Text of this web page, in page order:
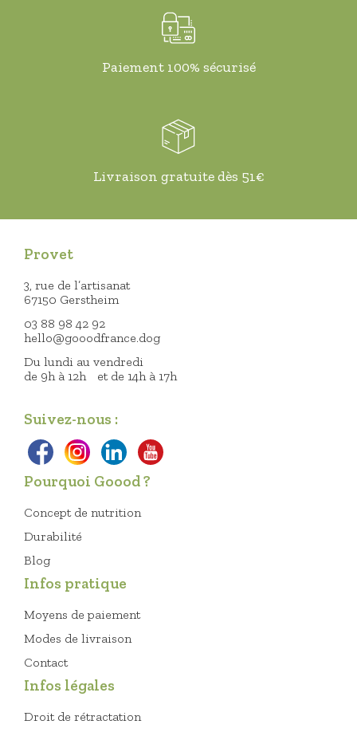
Paiement 100% sécurisé
Livraison gratuite dès 51€
Provet
3, rue de l’artisanat
67150 Gerstheim
03 88 98 42 92
hello@gooodfrance.dog
Du lundi au vendredi
de 9h à 12h et de 14h à 17h
Suivez-nous :
Pourquoi Goood ?
Concept de nutrition
Durabilité
Blog
Infos pratique
Moyens de paiement
Modes de livraison
Contact
Infos légales
Droit de rétractation